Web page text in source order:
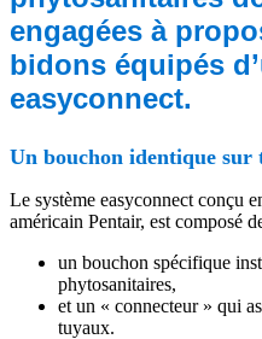
engagées à
bidons équipés
easyconnect.
Un bouchon identique sur
Le système easyconnect conçu
américain Pentair, est composé
un bouchon spécifique
phytosanitaires,
et un « connecteur » qui
tuyaux.